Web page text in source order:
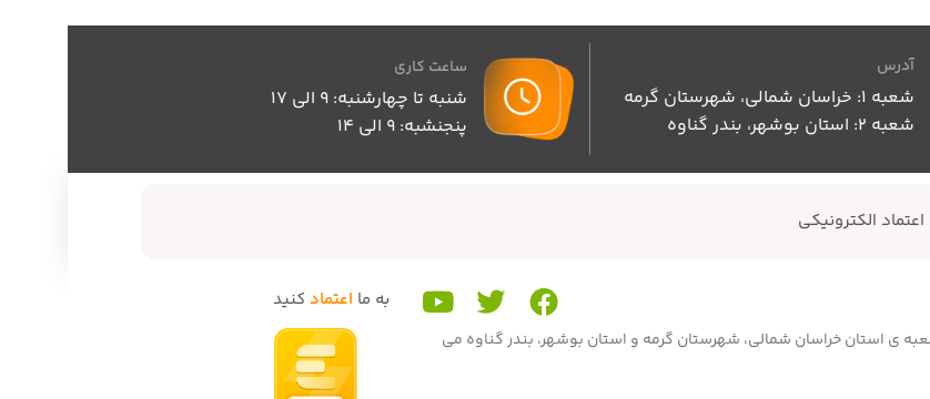
آدرس
شعبه 1: خراسان شمالی، شهرستان گرمه
شعبه 2: استان بوشهر، بندر گناوه
ساعت کاری
شنبه تا چهارشنبه: 9 الی 17
پنجنشبه: 9 الی 14
الکترونیکی
شعبه ی استان خراسان شمالی، شهرستان گرمه و استان بوشهر، بندر گناوه می
به ما اعتمادکنید